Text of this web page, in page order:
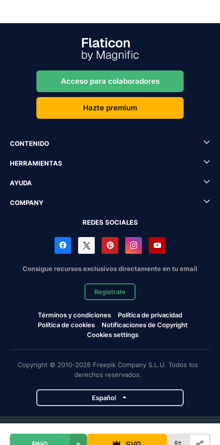
Acceso para colaboradores
Hazte premium
CONTENIDO
HERRAMIENTAS
AYUDA
COMPANY
REDES SOCIALES
Consigue recursos exclusivos directamente en tu email
Regístrate
Términos y condiciones
Política de privacidad
Política de cookies
Notificaciones de Copyright
Cookies settings
Copyright © 2010-2026 Freepik Company S.L.U. Todos los
derechos reservados.
Español